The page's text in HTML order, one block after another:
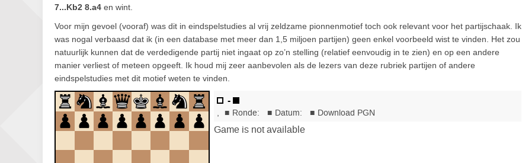
7...Kb2 8.a4 en wint.
Voor mijn gevoel (vooraf) was dit in eindspelstudies al vrij zeldzame pionnenmotief toch ook relevant voor het partijschaak. Ik
was nogal verbaasd dat ik (in een database met meer dan 1,5 miljoen partijen) geen enkel voorbeeld wist te vinden. Het zou
natuurlijk kunnen dat de verdedigende partij niet ingaat op zo’n stelling (relatief eenvoudig in te zien) en op een andere
manier verliest of meteen opgeeft. Ik houd mij zeer aanbevolen als de lezers van deze rubriek partijen of andere
eindspelstudies met dit motief weten te vinden.